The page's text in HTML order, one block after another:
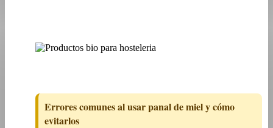
Errores comunes al usar panal de miel y cómo
evitarlos